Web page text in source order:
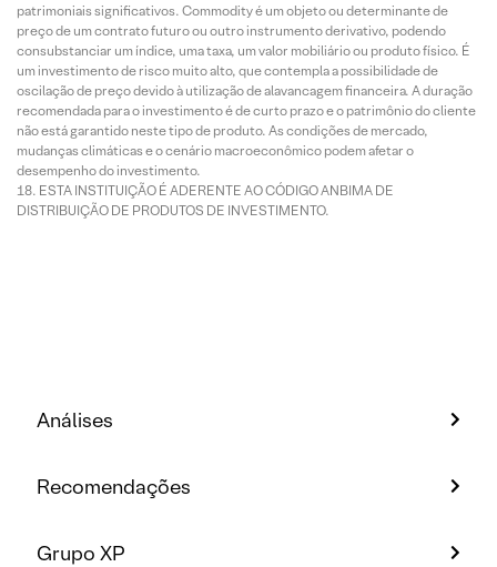
patrimoniais significativos. Commodity é um objeto ou determinante de
preço de um contrato futuro ou outro instrumento derivativo, podendo
consubstanciar um índice, uma taxa, um valor mobiliário ou produto físico. É
um investimento de risco muito alto, que contempla a possibilidade de
oscilação de preço devido à utilização de alavancagem financeira. A duração
recomendada para o investimento é de curto prazo e o patrimônio do cliente
não está garantido neste tipo de produto. As condições de mercado,
mudanças climáticas e o cenário macroeconômico podem afetar o
desempenho do investimento.
ESTA INSTITUIÇÃO É ADERENTE AO CÓDIGO ANBIMA DE
DISTRIBUIÇÃO DE PRODUTOS DE INVESTIMENTO.
Análises
Recomendações
Grupo XP